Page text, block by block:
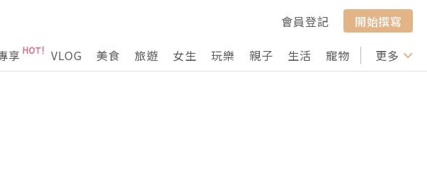
會員登記
開始撰寫
享 VLOG 美食 旅遊 女生 玩樂 親子 生活 寵物 行山 打卡
更多